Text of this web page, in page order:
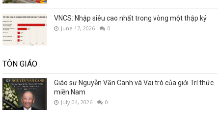
VNCS: Nhập siêu cao nhất trong vòng một thập kỷ
June 17, 2026 0
TÔN GIÁO
Giáo sư Nguyễn Văn Canh và Vai trò của giới Trí thức
miền Nam
July 04, 2026 0